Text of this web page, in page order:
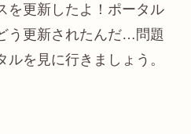
を更新したよ！ポータル
う更新されたんだ…問題
を見に行きましょう。